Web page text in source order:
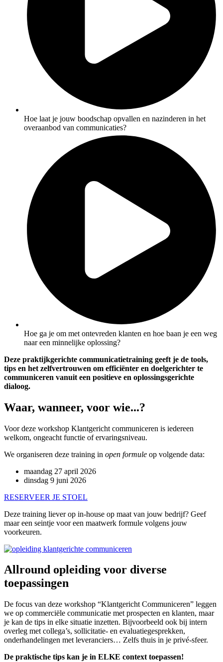
Hoe laat je jouw boodschap opvallen en nazinderen in het
overaanbod van communicaties?
Hoe ga je om met ontevreden klanten en hoe baan je een weg
naar een minnelijke oplossing?
Deze praktijkgerichte communicatietraining geeft je de tools,
tips en het zelfvertrouwen om efficiënter en doelgerichter te
communiceren vanuit een positieve en oplossingsgerichte
dialoog.
Waar, wanneer, voor wie...?
Voor deze workshop Klantgericht communiceren is iedereen
welkom, ongeacht functie of ervaringsniveau.
We organiseren deze training in open formule op volgende data:
maandag 27 april 2026
dinsdag 9 juni 2026
RESERVEER JE STOEL
Deze training liever op in-house op maat van jouw bedrijf? Geef
maar een seintje voor een maatwerk formule volgens jouw
voorkeuren.
Allround opleiding voor diverse
toepassingen
De focus van deze workshop “Klantgericht Communiceren” leggen
we op commerciële communicatie met prospecten en klanten, maar
je kan de tips in elke situatie inzetten. Bijvoorbeeld ook bij intern
overleg met collega’s, sollicitatie- en evaluatiegesprekken,
onderhandelingen met leveranciers… Zelfs thuis in je privé-sfeer.
De praktische tips kan je in ELKE context toepassen!